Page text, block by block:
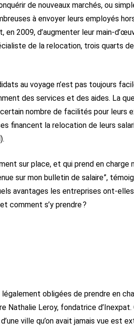
de nouveaux marchés, ou
à envoyer leurs employés
2009, d’augmenter leur main-
de la relocation, trois quarts
au voyage n’est pas toujours
des services et des aides. La
nombre de facilités pour leurs
financent la relocation de leurs
sur place, et qui prend en
sur mon bulletin de salaire”,
avantages les entreprises ont-
comment s’y prendre ?
obligées de prendre en
Nathalie Leroy, fondatrice
ville qu’on avait jamais vue est